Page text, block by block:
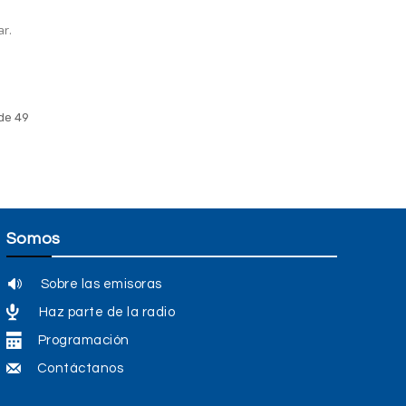
49
Somos
Sobre las emisoras
Haz parte de la radio
Programación
Contáctanos